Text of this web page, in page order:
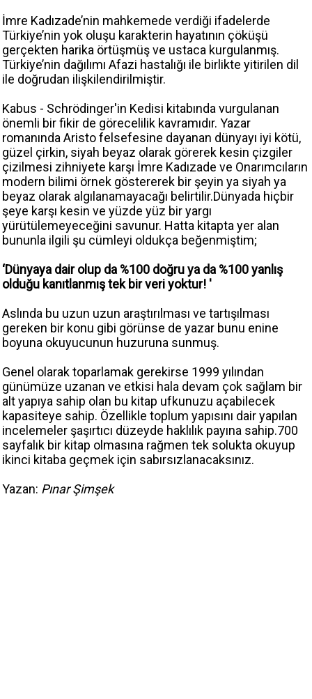
İmre Kadızade’nin mahkemede verdiği ifadelerde
Türkiye’nin yok oluşu karakterin hayatının çöküşü
gerçekten harika örtüşmüş ve ustaca kurgulanmış.
Türkiye’nin dağılımı Afazi hastalığı ile birlikte yitirilen dil
ile doğrudan ilişkilendirilmiştir.
Kabus - Schrödinger'in Kedisi kitabında vurgulanan
önemli bir fikir de görecelilik kavramıdır. Yazar
romanında Aristo felsefesine dayanan dünyayı iyi kötü,
güzel çirkin, siyah beyaz olarak görerek kesin çizgiler
çizilmesi zihniyete karşı İmre Kadızade ve Onarımcıların
modern bilimi örnek göstererek bir şeyin ya siyah ya
beyaz olarak algılanamayacağı belirtilir.Dünyada hiçbir
şeye karşı kesin ve yüzde yüz bir yargı
yürütülemeyeceğini savunur. Hatta kitapta yer alan
bununla ilgili şu cümleyi oldukça beğenmiştim;
‘Dünyaya dair olup da %100 doğru ya da %100 yanlış
olduğu kanıtlanmış tek bir veri yoktur! '
Aslında bu uzun uzun araştırılması ve tartışılması
gereken bir konu gibi görünse de yazar bunu enine
boyuna okuyucunun huzuruna sunmuş.
Genel olarak toparlamak gerekirse 1999 yılından
günümüze uzanan ve etkisi hala devam çok sağlam bir
alt yapıya sahip olan bu kitap ufkunuzu açabilecek
kapasiteye sahip. Özellikle toplum yapısını dair yapılan
incelemeler şaşırtıcı düzeyde haklılık payına sahip.700
sayfalık bir kitap olmasına rağmen tek solukta okuyup
ikinci kitaba geçmek için sabırsızlanacaksınız.
Yazan: Pınar Şimşek